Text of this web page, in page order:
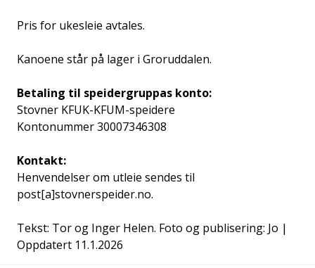
Pris for ukesleie avtales.
Kanoene står på lager i Groruddalen.
Betaling til speidergruppas konto:
Stovner KFUK-KFUM-speidere
Kontonummer 30007346308
Kontakt:
Henvendelser om utleie sendes til
post[a]stovnerspeider.no.
Tekst: Tor og Inger Helen. Foto og publisering: Jo |
Oppdatert 11.1.2026